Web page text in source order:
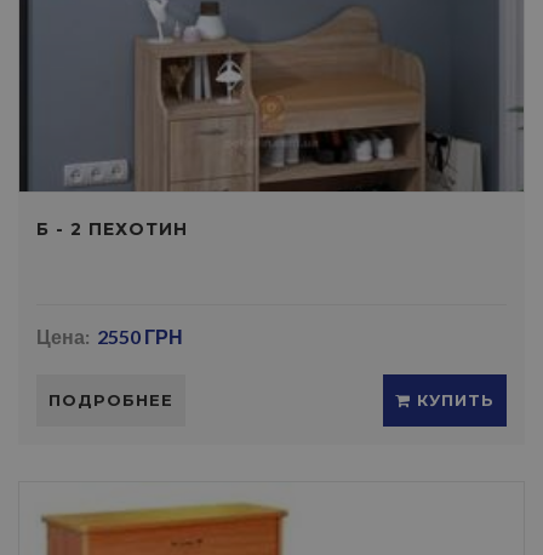
Б - 2 ПЕХОТИН
Цена: 2550 ГРН
ПОДРОБНЕЕ КУПИТЬ